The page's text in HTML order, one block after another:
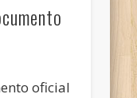
oficial